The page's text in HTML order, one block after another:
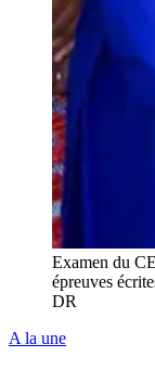
Examen du
épreuves
DR
A la une